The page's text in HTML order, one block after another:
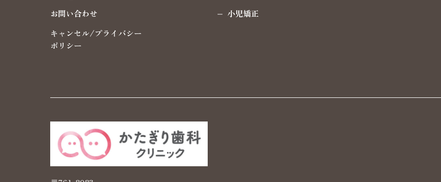
お問い合わせ
キャンセル/プライバシー
ポリシー
小児矯正